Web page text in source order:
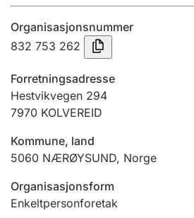
Innsending og forsinkelsesgebyr
Jeger
Ektepaktveileder
Organisasjonsnummer
832 753 262
Forretningsadresse
Hestvikvegen 294
7970 KOLVEREID
Kommune, land
5060 NÆRØYSUND, Norge
Organisasjonsform
Enkeltpersonforetak